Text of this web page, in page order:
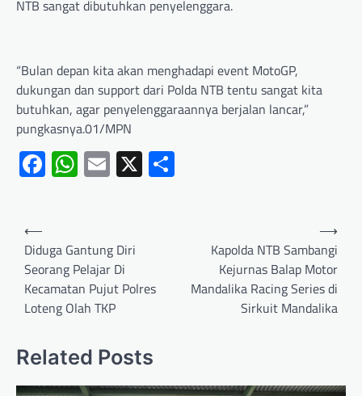
NTB sangat dibutuhkan penyelenggara.
“Bulan depan kita akan menghadapi event MotoGP,
dukungan dan support dari Polda NTB tentu sangat kita
butuhkan, agar penyelenggaraannya berjalan lancar,”
pungkasnya.01/MPN
Facebook
WhatsApp
Email
X
⟵
Diduga Gantung Diri
Seorang Pelajar Di
Kecamatan Pujut Polres
Loteng Olah TKP
Kapolda NTB Sambangi
Kejurnas Balap Motor
Mandalika Racing Series di
Sirkuit Mandalika
⟶
Related Posts